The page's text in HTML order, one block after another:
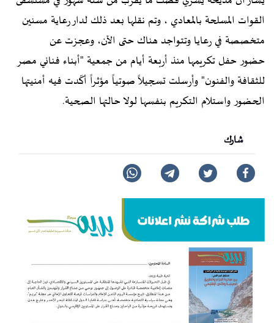
القوات المسلحة بالمعادي ، وتم نقلها بعد ذلك لدار رعاية مسنين
متخصصة في رعايا وتتواجد هناك حتى الآن، وعجزت عن
حضورحفل تكريمها منذ أربعة أيام من جمعية "أبناء فناني مصر
للثقافة والفنون" وأرسلت تسجيلاً صوتياً مؤثراً أكّدت فيه أمنيتها
الحضور واستلام التكريم بنفسها لولا حالتها الصحية.
شارك